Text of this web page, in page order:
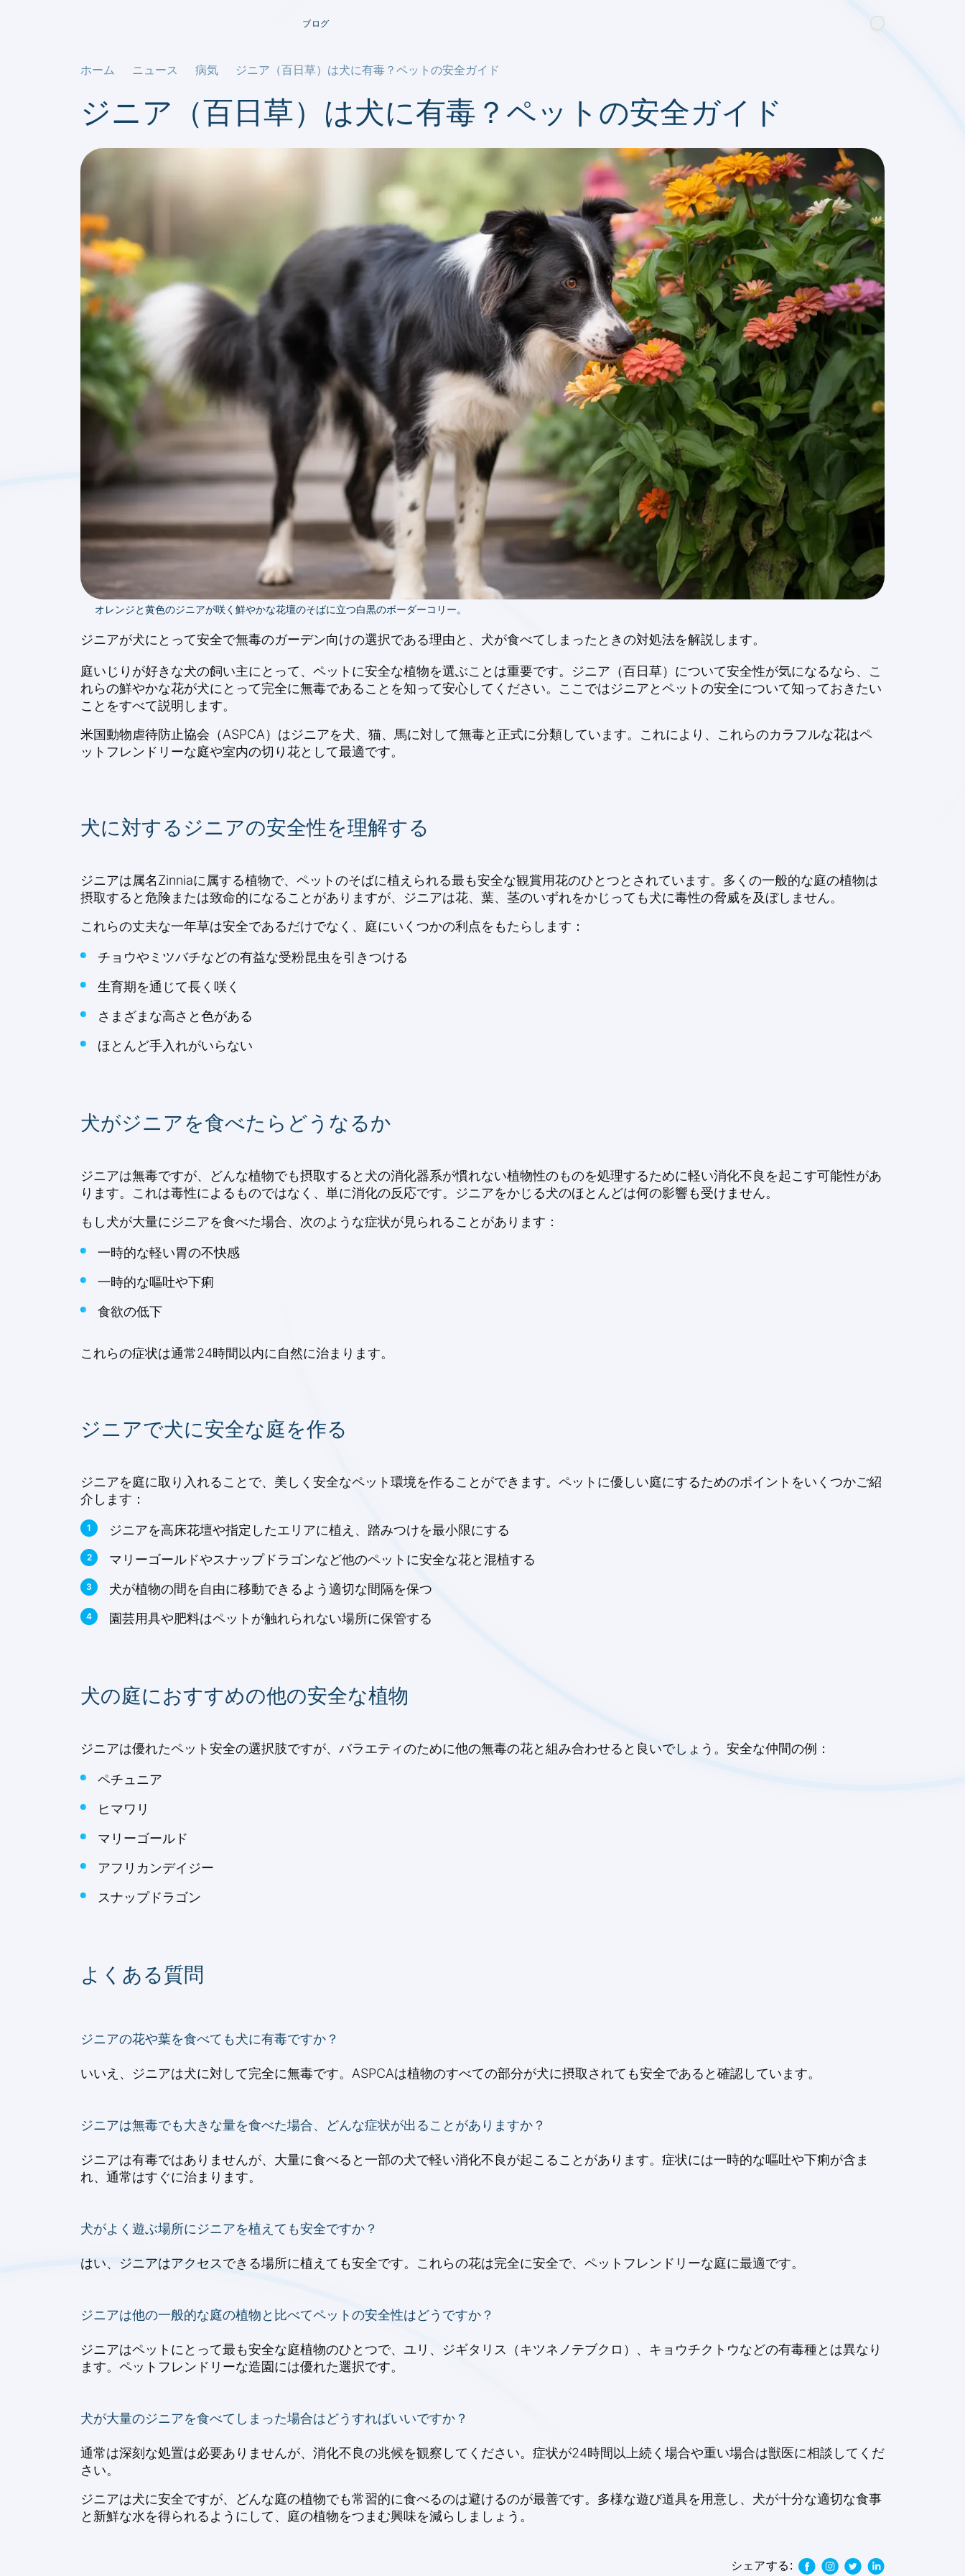
ブログ
ホーム ニュース 病気 ジニア（百日草）は犬に有毒？ペットの安全ガイド
ジニア（百日草）は犬に有毒？ペットの安全ガイド
オレンジと黄色のジニアが咲く鮮やかな花壇のそばに立つ白黒のボーダーコリー。
ジニアが犬にとって安全で無毒のガーデン向けの選択である理由と、犬が食べてしまったときの対処法を解説します。
庭いじりが好きな犬の飼い主にとって、ペットに安全な植物を選ぶことは重要です。ジニア（百日草）について安全性が気になるなら、こ
れらの鮮やかな花が犬にとって完全に無毒であることを知って安心してください。ここではジニアとペットの安全について知っておきたい
ことをすべて説明します。
米国動物虐待防止協会（ASPCA）はジニアを犬、猫、馬に対して無毒と正式に分類しています。これにより、これらのカラフルな花はペ
ットフレンドリーな庭や室内の切り花として最適です。
犬に対するジニアの安全性を理解する
ジニアは属名Zinniaに属する植物で、ペットのそばに植えられる最も安全な観賞用花のひとつとされています。多くの一般的な庭の植物は
摂取すると危険または致命的になることがありますが、ジニアは花、葉、茎のいずれをかじっても犬に毒性の脅威を及ぼしません。
これらの丈夫な一年草は安全であるだけでなく、庭にいくつかの利点をもたらします：
チョウやミツバチなどの有益な受粉昆虫を引きつける
生育期を通じて長く咲く
さまざまな高さと色がある
ほとんど手入れがいらない
犬がジニアを食べたらどうなるか
ジニアは無毒ですが、どんな植物でも摂取すると犬の消化器系が慣れない植物性のものを処理するために軽い消化不良を起こす可能性があ
ります。これは毒性によるものではなく、単に消化の反応です。ジニアをかじる犬のほとんどは何の影響も受けません。
もし犬が大量にジニアを食べた場合、次のような症状が見られることがあります：
一時的な軽い胃の不快感
一時的な嘔吐や下痢
食欲の低下
これらの症状は通常24時間以内に自然に治まります。
ジニアで犬に安全な庭を作る
ジニアを庭に取り入れることで、美しく安全なペット環境を作ることができます。ペットに優しい庭にするためのポイントをいくつかご紹
介します：
ジニアを高床花壇や指定したエリアに植え、踏みつけを最小限にする
マリーゴールドやスナップドラゴンなど他のペットに安全な花と混植する
犬が植物の間を自由に移動できるよう適切な間隔を保つ
園芸用具や肥料はペットが触れられない場所に保管する
犬の庭におすすめの他の安全な植物
ジニアは優れたペット安全の選択肢ですが、バラエティのために他の無毒の花と組み合わせると良いでしょう。安全な仲間の例：
ペチュニア
ヒマワリ
マリーゴールド
アフリカンデイジー
スナップドラゴン
よくある質問
ジニアの花や葉を食べても犬に有毒ですか？
いいえ、ジニアは犬に対して完全に無毒です。ASPCAは植物のすべての部分が犬に摂取されても安全であると確認しています。
ジニアは無毒でも大きな量を食べた場合、どんな症状が出ることがありますか？
ジニアは有毒ではありませんが、大量に食べると一部の犬で軽い消化不良が起こることがあります。症状には一時的な嘔吐や下痢が含ま
れ、通常はすぐに治まります。
犬がよく遊ぶ場所にジニアを植えても安全ですか？
はい、ジニアはアクセスできる場所に植えても安全です。これらの花は完全に安全で、ペットフレンドリーな庭に最適です。
ジニアは他の一般的な庭の植物と比べてペットの安全性はどうですか？
ジニアはペットにとって最も安全な庭植物のひとつで、ユリ、ジギタリス（キツネノテブクロ）、キョウチクトウなどの有毒種とは異なり
ます。ペットフレンドリーな造園には優れた選択です。
犬が大量のジニアを食べてしまった場合はどうすればいいですか？
通常は深刻な処置は必要ありませんが、消化不良の兆候を観察してください。症状が24時間以上続く場合や重い場合は獣医に相談してくだ
さい。
ジニアは犬に安全ですが、どんな庭の植物でも常習的に食べるのは避けるのが最善です。多様な遊び道具を用意し、犬が十分な適切な食事
と新鮮な水を得られるようにして、庭の植物をつまむ興味を減らしましょう。
シェアする: